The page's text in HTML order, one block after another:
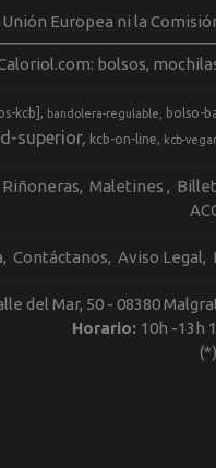
Unión Europea ni la
bolsos,
kcb] bandolera-regulable bolso-
superior
kcb-on-line kcb-
Riñoneras Maletines
Contáctanos Aviso Legal
del Mar, 50 - 08380
Horario: 10h -13h